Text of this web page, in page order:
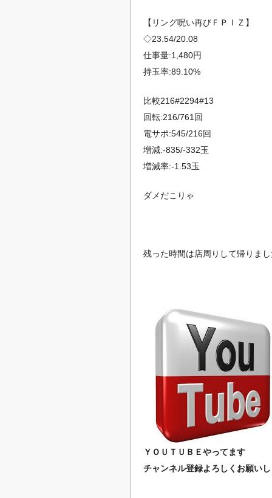
【リング呪い再びＦＰＩＺ】
◇23.54/20.08
仕事量:1,480円
持玉率:89.10%
比較216#2294#13
回転:216/761回
電サポ:545/216回
増減:-835/-332玉
増減率:-1.53玉
ダメだこりゃ
残った時間は店周りして帰りま
ＹＯＵＴＵＢＥやってます
チャンネル登録よろしくお願い